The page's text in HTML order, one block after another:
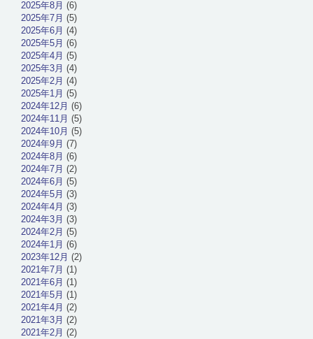
2025年8月 (6)
2025年7月 (5)
2025年6月 (4)
2025年5月 (6)
2025年4月 (5)
2025年3月 (4)
2025年2月 (4)
2025年1月 (5)
2024年12月 (6)
2024年11月 (5)
2024年10月 (5)
2024年9月 (7)
2024年8月 (6)
2024年7月 (2)
2024年6月 (5)
2024年5月 (3)
2024年4月 (3)
2024年3月 (3)
2024年2月 (5)
2024年1月 (6)
2023年12月 (2)
2021年7月 (1)
2021年6月 (1)
2021年5月 (1)
2021年4月 (2)
2021年3月 (2)
2021年2月 (2)